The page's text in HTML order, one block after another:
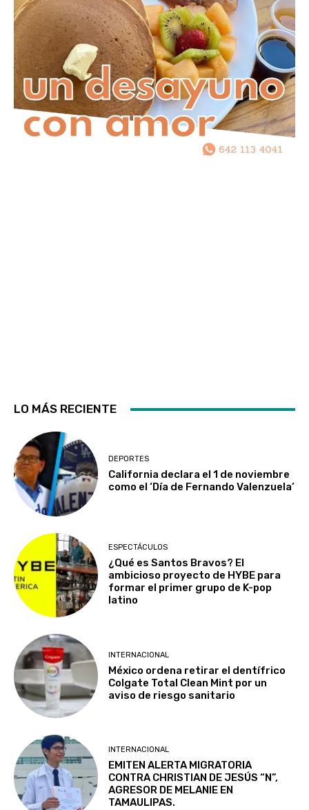
LO MÁS RECIENTE
DEPORTES
California declara el 1 de noviembre
como el ‘Día de Fernando Valenzuela’
ESPECTÁCULOS
¿Qué es Santos Bravos? El
ambicioso proyecto de HYBE para
formar el primer grupo de K-pop
latino
INTERNACIONAL
México ordena retirar el dentífrico
Colgate Total Clean Mint por un
aviso de riesgo sanitario
INTERNACIONAL
EMITEN ALERTA MIGRATORIA
CONTRA CHRISTIAN DE JESÚS “N”,
AGRESOR DE MELANIE EN
TAMAULIPAS.